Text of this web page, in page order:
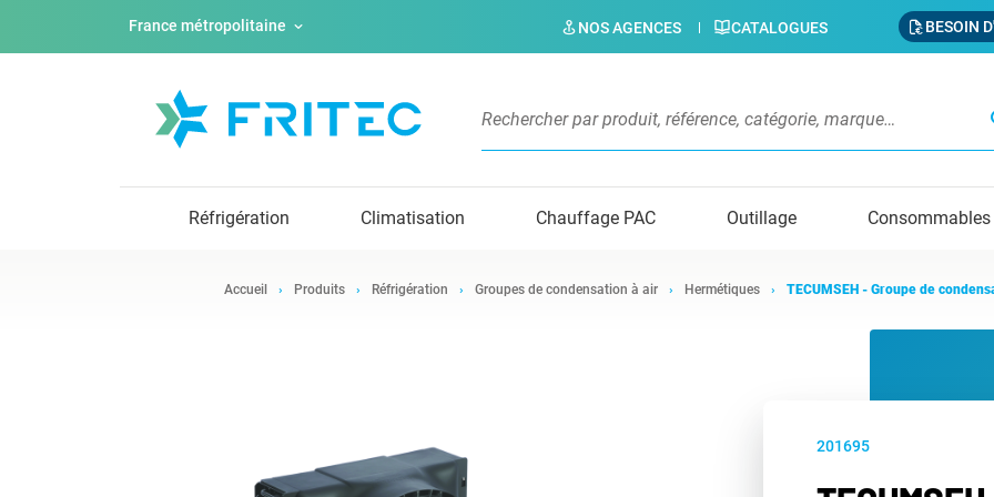
France métropolitaine NOS AGENCES CATALOGUES BESOIN
Réfrigération Climatisation Chauffage PAC Outillage Consommables
Accueil Produits Réfrigération Groupes de condensation à air Hermétiques TECUMSEH - Groupe de
201695